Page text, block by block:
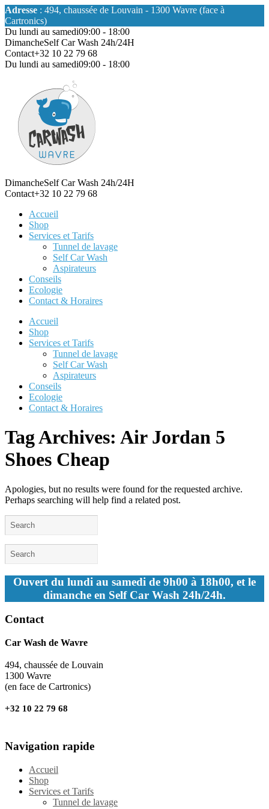
Adresse : 494, chaussée de Louvain - 1300 Wavre (face à
Cartronics)
Du lundi au samedi09:00 - 18:00
DimancheSelf Car Wash 24h/24H
Contact+32 10 22 79 68
Du lundi au samedi09:00 - 18:00
DimancheSelf Car Wash 24h/24H
Contact+32 10 22 79 68
Accueil
Shop
Services et Tarifs
Tunnel de lavage
Self Car Wash
Aspirateurs
Conseils
Ecologie
Contact & Horaires
Accueil
Shop
Services et Tarifs
Tunnel de lavage
Self Car Wash
Aspirateurs
Conseils
Ecologie
Contact & Horaires
Tag Archives: Air Jordan 5
Shoes Cheap
Apologies, but no results were found for the requested archive.
Perhaps searching will help find a related post.
Ouvert du lundi au samedi de 9h00 à 18h00, et le
dimanche en Self Car Wash 24h/24h.
Contact
Car Wash de Wavre
494, chaussée de Louvain
1300 Wavre
(en face de Cartronics)
+32 10 22 79 68
Navigation rapide
Accueil
Shop
Services et Tarifs
Tunnel de lavage